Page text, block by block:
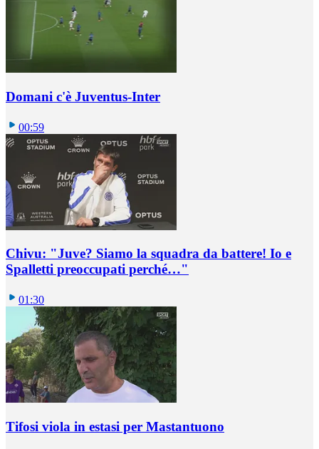
Domani c'è Juventus-Inter
00:59
Chivu: "Juve? Siamo la squadra da battere! Io e
Spalletti preoccupati perché…"
01:30
Tifosi viola in estasi per Mastantuono